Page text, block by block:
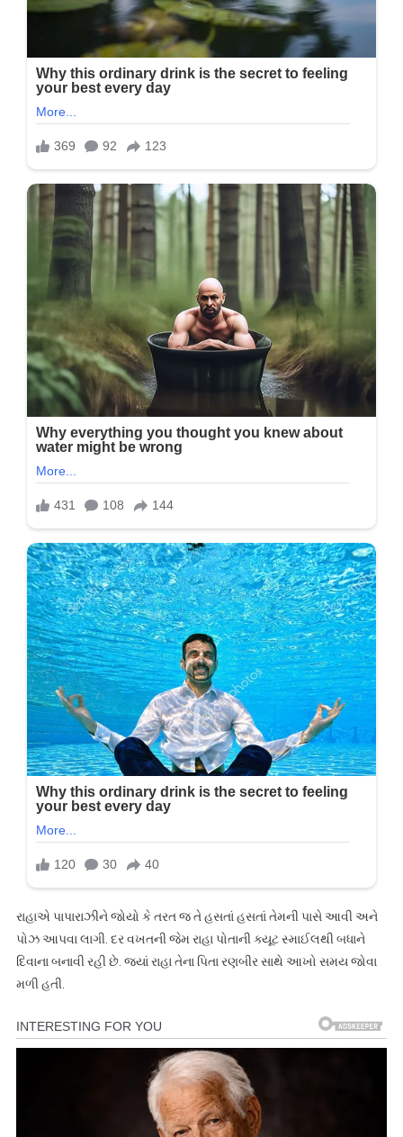
રાહાએ પાપારાઝીને જોયો કે તરત જ તે હસતાં હસતાં તેમની પાસે આવી અને
પોઝ આપવા લાગી. દર વખતની જેમ રાહા પોતાની ક્યૂટ સ્માઈલથી બધાને
દિવાના બનાવી રહી છે. જ્યાં રાહા તેના પિતા રણબીર સાથે આખો સમય જોવા
મળી હતી.